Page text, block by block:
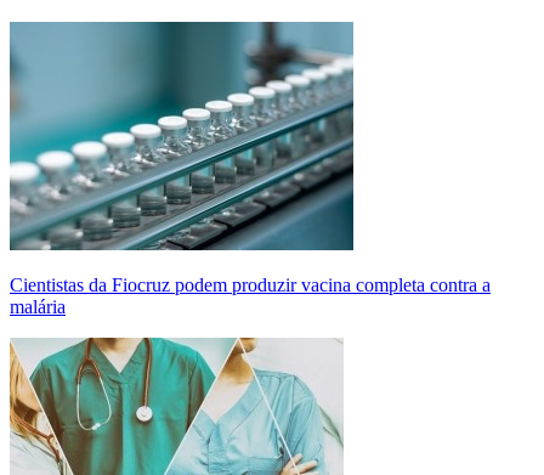
Cientistas da Fiocruz podem produzir vacina completa contra a
malária